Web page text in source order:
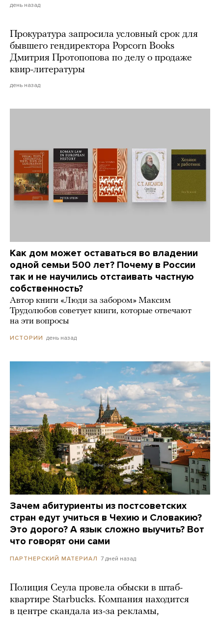
день назад
Прокуратура запросила условный срок для
бывшего гендиректора Popcorn Books
Дмитрия Протопопова по делу о продаже
квир-литературы
день назад
Как дом может оставаться во владении
одной семьи 500 лет? Почему в России
так и не научились отстаивать частную
собственность?
Автор книги «Люди за забором» Максим
Трудолюбов советует книги, которые отвечают
на эти вопросы
ИСТОРИИ день назад
Зачем абитуриенты из постсоветских
стран едут учиться в Чехию и Словакию?
Это дорого? А язык сложно выучить? Вот
что говорят они сами
ПАРТНЕРСКИЙ МАТЕРИАЛ 7 дней назад
Полиция Сеула провела обыски в штаб-
квартире Starbucks. Компания находится
в центре скандала из-за рекламы,